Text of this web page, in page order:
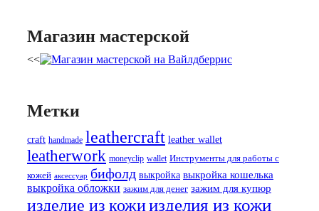
Магазин мастерской
<<
Метки
craft handmade leathercraft leather wallet
leatherwork moneyclip wallet Инструменты для работы с
кожей аксессуар бифолд выкройка выкройка кошелька
выкройка обложки зажим для денег зажим для купюр
изделие из кожиизделия из кожи